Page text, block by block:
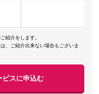
紹介をします。
、ご紹介出来ない場合もございま
ビスに申込む